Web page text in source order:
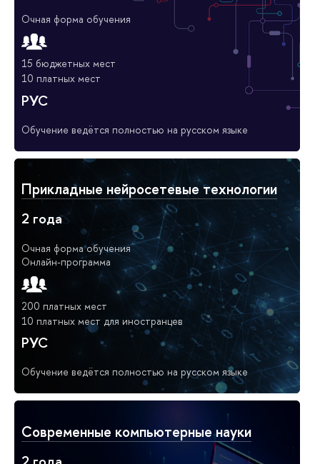
Очная форма обучения
15 бюджетных мест
10 платных мест
РУС
Обучение ведётся полностью на русском языке
Прикладные нейросетевые технологии
2 года
Очная форма обучения
Онлайн-программа
200 платных мест
10 платных мест для иностранцев
РУС
Обучение ведётся полностью на русском языке
Современные компьютерные науки